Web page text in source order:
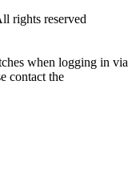
rights reserved
when logging in via
contact the